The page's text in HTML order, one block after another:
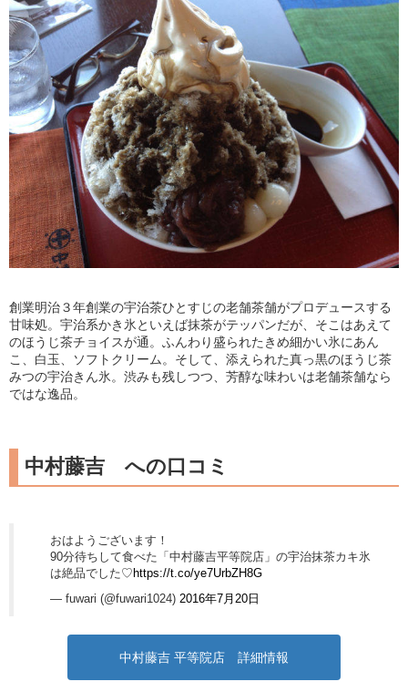
創業明治３年創業の宇治茶ひとすじの老舗茶舗がプロデュースする
甘味処。宇治系かき氷といえば抹茶がテッパンだが、そこはあえて
のほうじ茶チョイスが通。ふんわり盛られたきめ細かい氷にあん
こ、白玉、ソフトクリーム。そして、添えられた真っ黒のほうじ茶
みつの宇治きん氷。渋みも残しつつ、芳醇な味わいは老舗茶舗なら
ではな逸品。
中村藤吉 への口コミ
おはようございます！
90分待ちして食べた「中村藤吉平等院店」の宇治抹茶カキ氷
は絶品でした♡https://t.co/ye7UrbZH8G
— fuwari (@fuwari1024) 2016年7月20日
中村藤吉 平等院店 詳細情報